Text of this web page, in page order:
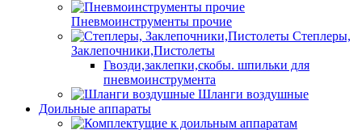
Пневмоинструменты прочие
Степлеры,
Заклепочники,Пистолеты
Гвозди,заклепки,скобы. шпильки для
пневмоинструмента
Шланги воздушные
Доильные аппараты